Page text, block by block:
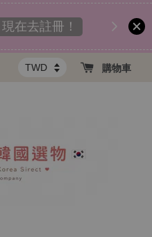
現在去註冊！
匯款後
購物車